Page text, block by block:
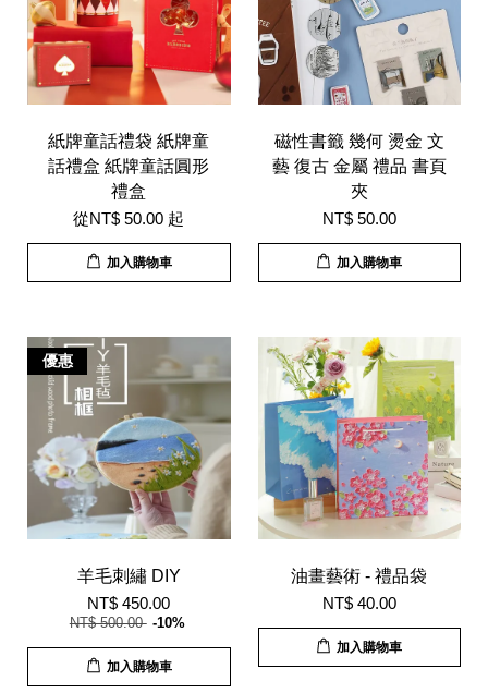
紙牌童話禮袋 紙牌童
話禮盒 紙牌童話圓形
禮盒
從NT$ 50.00 起
加入購物車
磁性書籤 幾何 燙金 文
藝 復古 金屬 禮品 書頁
夾
NT$ 50.00
加入購物車
優惠
羊毛刺繡 DIY
NT$ 450.00
NT$ 500.00 -10%
加入購物車
油畫藝術 - 禮品袋
NT$ 40.00
加入購物車